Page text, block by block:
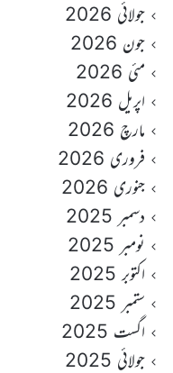
جولائی 2026
جون 2026
مئی 2026
اپریل 2026
مارچ 2026
فروری 2026
جنوری 2026
دسمبر 2025
نومبر 2025
اکتوبر 2025
ستمبر 2025
اگست 2025
جولائی 2025